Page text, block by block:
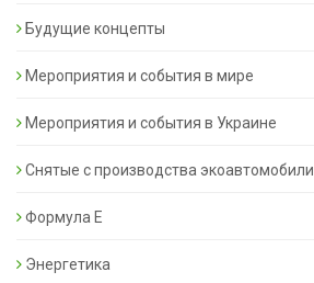
Будущие концепты
Мероприятия и события в мире
Мероприятия и события в Украине
Снятые с производства экоавтомобили
Формула Е
Энергетика